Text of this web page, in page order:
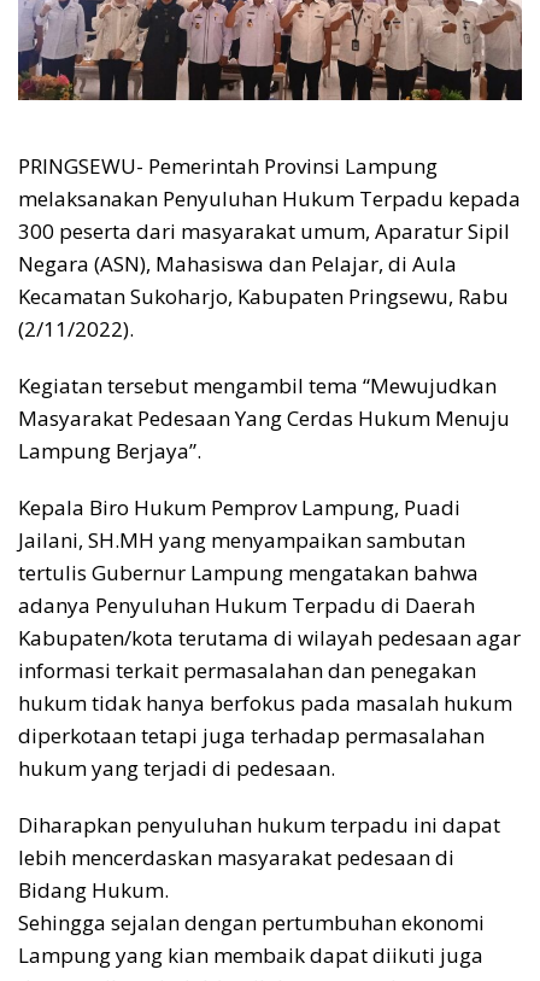
PRINGSEWU- Pemerintah Provinsi Lampung
melaksanakan Penyuluhan Hukum Terpadu kepada
300 peserta dari masyarakat umum, Aparatur Sipil
Negara (ASN), Mahasiswa dan Pelajar, di Aula
Kecamatan Sukoharjo, Kabupaten Pringsewu, Rabu
(2/11/2022).
Kegiatan tersebut mengambil tema “Mewujudkan
Masyarakat Pedesaan Yang Cerdas Hukum Menuju
Lampung Berjaya”.
Kepala Biro Hukum Pemprov Lampung, Puadi
Jailani, SH.MH yang menyampaikan sambutan
tertulis Gubernur Lampung mengatakan bahwa
adanya Penyuluhan Hukum Terpadu di Daerah
Kabupaten/kota terutama di wilayah pedesaan agar
informasi terkait permasalahan dan penegakan
hukum tidak hanya berfokus pada masalah hukum
diperkotaan tetapi juga terhadap permasalahan
hukum yang terjadi di pedesaan.
Diharapkan penyuluhan hukum terpadu ini dapat
lebih mencerdaskan masyarakat pedesaan di
Bidang Hukum.
Sehingga sejalan dengan pertumbuhan ekonomi
Lampung yang kian membaik dapat diikuti juga